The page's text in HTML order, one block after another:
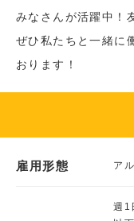
みなさんが活躍中！
ぜひ私たちと一緒に
おります！
雇用形態 ア
週1